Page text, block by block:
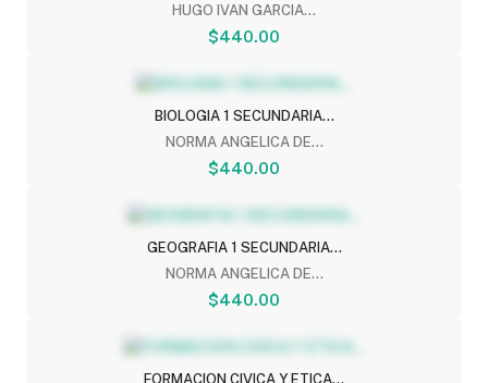
HUGO IVAN GARCIA...
$440.00
BIOLOGIA 1 SECUNDARIA...
NORMA ANGELICA DE...
$440.00
GEOGRAFIA 1 SECUNDARIA...
NORMA ANGELICA DE...
$440.00
FORMACION CIVICA Y ETICA...